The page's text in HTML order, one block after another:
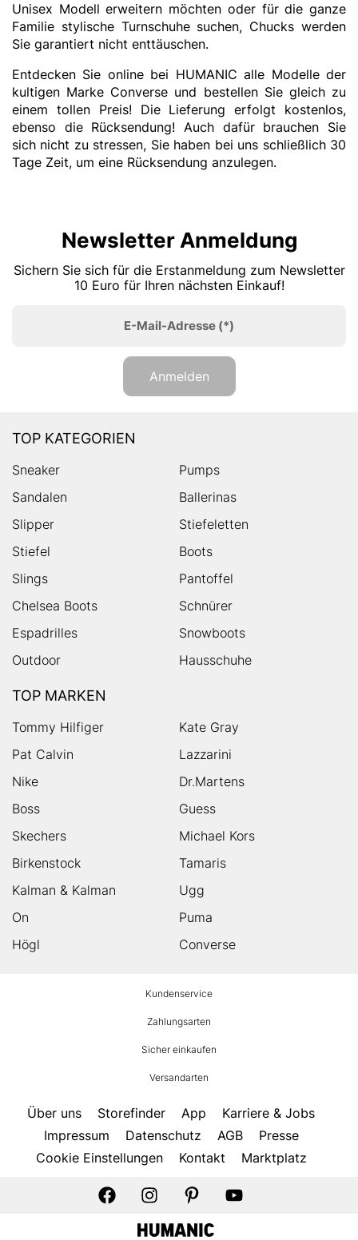
Unisex Modell erweitern möchten oder für die ganze
Familie stylische Turnschuhe suchen, Chucks werden
Sie garantiert nicht enttäuschen.
Entdecken Sie online bei HUMANIC alle Modelle der
kultigen Marke Converse und bestellen Sie gleich zu
einem tollen Preis! Die Lieferung erfolgt kostenlos,
ebenso die Rücksendung! Auch dafür brauchen Sie
sich nicht zu stressen, Sie haben bei uns schließlich 30
Tage Zeit, um eine Rücksendung anzulegen.
Newsletter Anmeldung
Sichern Sie sich für die Erstanmeldung zum Newsletter
10 Euro für Ihren nächsten Einkauf!
E-Mail-Adresse (*)
Anmelden
TOP KATEGORIEN
Sneaker
Pumps
Sandalen
Ballerinas
Slipper
Stiefeletten
Stiefel
Boots
Slings
Pantoffel
Chelsea Boots
Schnürer
Espadrilles
Snowboots
Outdoor
Hausschuhe
TOP MARKEN
Tommy Hilfiger
Kate Gray
Pat Calvin
Lazzarini
Nike
Dr.Martens
Boss
Guess
Skechers
Michael Kors
Birkenstock
Tamaris
Kalman & Kalman
Ugg
On
Puma
Högl
Converse
Kundenservice
Zahlungsarten
Sicher einkaufen
Versandarten
Über uns Storefinder App
Karriere & Jobs
Impressum
Datenschutz AGB
Presse
Cookie Einstellungen
Kontakt Marktplatz